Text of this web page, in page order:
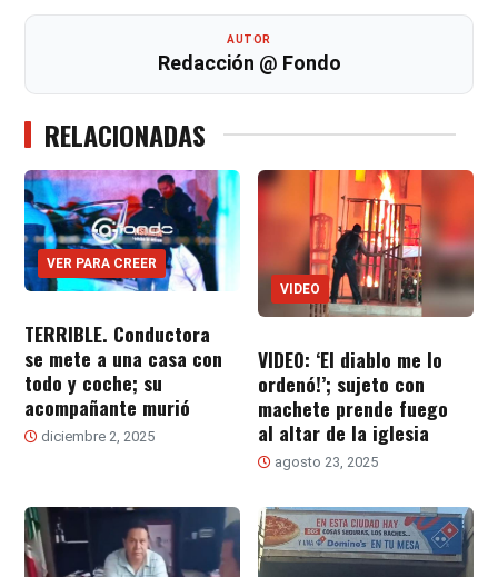
AUTOR
Redacción @ Fondo
RELACIONADAS
VER PARA CREER
TERRIBLE. Conductora
se mete a una casa con
todo y coche; su
acompañante murió
diciembre 2, 2025
VIDEO
VIDEO: ‘El diablo me lo
ordenó!’; sujeto con
machete prende fuego
al altar de la iglesia
agosto 23, 2025